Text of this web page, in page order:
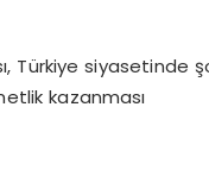
Türkiye siyasetinde
kazanması